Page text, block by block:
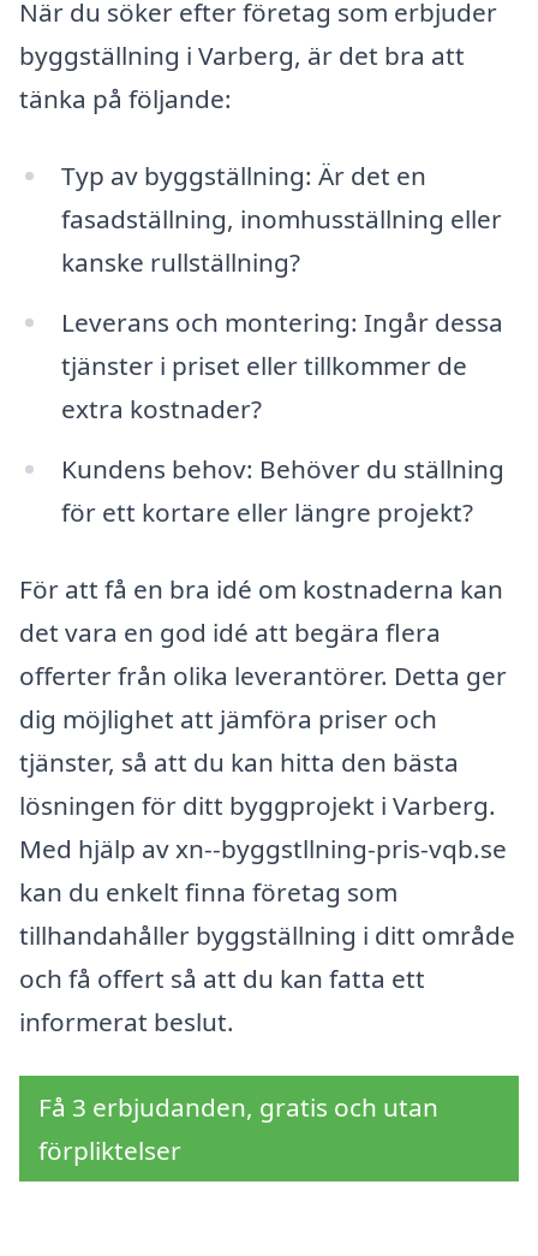
När du söker efter företag som erbjuder
byggställning i Varberg, är det bra att
tänka på följande:
Typ av byggställning: Är det en
fasadställning, inomhusställning eller
kanske rullställning?
Leverans och montering: Ingår dessa
tjänster i priset eller tillkommer de
extra kostnader?
Kundens behov: Behöver du ställning
för ett kortare eller längre projekt?
För att få en bra idé om kostnaderna kan
det vara en god idé att begära flera
offerter från olika leverantörer. Detta ger
dig möjlighet att jämföra priser och
tjänster, så att du kan hitta den bästa
lösningen för ditt byggprojekt i Varberg.
Med hjälp av xn--byggstllning-pris-vqb.se
kan du enkelt finna företag som
tillhandahåller byggställning i ditt område
och få offert så att du kan fatta ett
informerat beslut.
Få 3 erbjudanden, gratis och utan
förpliktelser